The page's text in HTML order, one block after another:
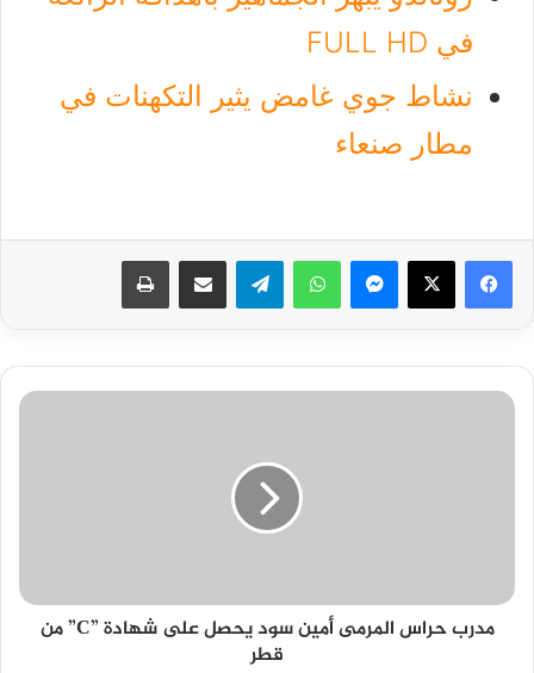
في FULL HD
نشاط جوي غامض يثير التكهنات في
مطار صنعاء
فيسبوك ‫X ماسنجر واتساب تيلقرام مشاركة عبر البريد طباعة
مدرب
”C”
مدرب حراس المرمى أمين سود يحصل على شهادة ”C” من
قطر